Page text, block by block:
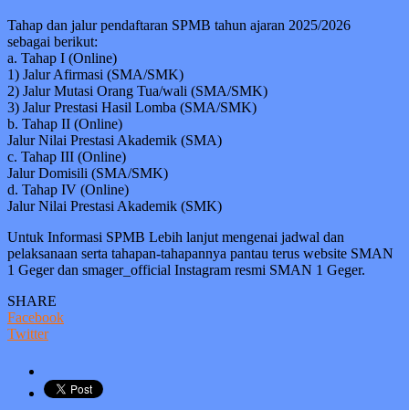
Tahap dan jalur pendaftaran SPMB tahun ajaran 2025/2026
sebagai berikut:
a. Tahap I (Online)
1) Jalur Afirmasi (SMA/SMK)
2) Jalur Mutasi Orang Tua/wali (SMA/SMK)
3) Jalur Prestasi Hasil Lomba (SMA/SMK)
b. Tahap II (Online)
Jalur Nilai Prestasi Akademik (SMA)
c. Tahap III (Online)
Jalur Domisili (SMA/SMK)
d. Tahap IV (Online)
Jalur Nilai Prestasi Akademik (SMK)
Untuk Informasi SPMB Lebih lanjut mengenai jadwal dan
pelaksanaan serta tahapan-tahapannya pantau terus website SMAN
1 Geger dan smager_official Instagram resmi SMAN 1 Geger.
SHARE
Facebook
Twitter